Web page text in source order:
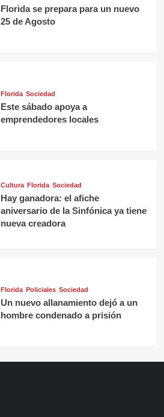
Florida se prepara para un nuevo
25 de Agosto
Florida Sociedad
Este sábado apoya a
emprendedores locales
Cultura Florida Sociedad
Hay ganadora: el afiche
aniversario de la Sinfónica ya tiene
nueva creadora
Florida Policiales Sociedad
Un nuevo allanamiento dejó a un
hombre condenado a prisión